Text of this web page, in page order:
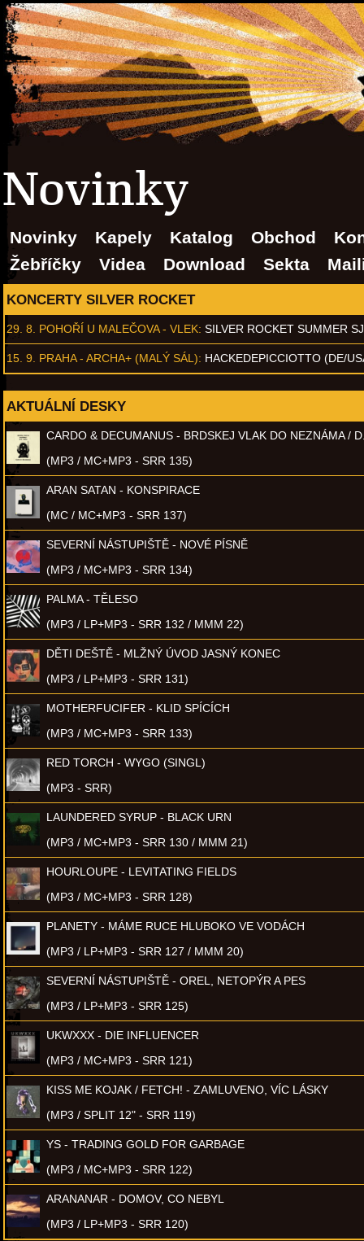
Novinky
Novinky Kapely Katalog Obchod
Žebříčky
Videa Download Sekta
KONCERTY SILVER ROCKET
29. 8. POHOŘÍ U MALEČOVA - VLEK: SILVER ROCKET SUMMER
15. 9. PRAHA - ARCHA+ (MALÝ SÁL): HACKEDEPICCIOTTO (DE/
AKTUÁLNÍ DESKY
CARDO & DECUMANUS - BRDSKEJ VLAK DO NEZNÁMA /
(MP3 / MC+MP3 - SRR 135)
ARAN SATAN - KONSPIRACE
(MC / MC+MP3 - SRR 137)
SEVERNÍ NÁSTUPIŠTĚ - NOVÉ PÍSNĚ
(MP3 / MC+MP3 - SRR 134)
PALMA - TĚLESO
(MP3 / LP+MP3 - SRR 132 / MMM 22)
DĚTI DEŠTĚ - MLŽNÝ ÚVOD JASNÝ KONEC
(MP3 / LP+MP3 - SRR 131)
MOTHERFUCIFER - KLID SPÍCÍCH
(MP3 / MC+MP3 - SRR 133)
RED TORCH - WYGO (SINGL)
(MP3 - SRR)
LAUNDERED SYRUP - BLACK URN
(MP3 / MC+MP3 - SRR 130 / MMM 21)
HOURLOUPE - LEVITATING FIELDS
(MP3 / MC+MP3 - SRR 128)
PLANETY - MÁME RUCE HLUBOKO VE VODÁCH
(MP3 / LP+MP3 - SRR 127 / MMM 20)
SEVERNÍ NÁSTUPIŠTĚ - OREL, NETOPÝR A PES
(MP3 / LP+MP3 - SRR 125)
UKWXXX - DIE INFLUENCER
(MP3 / MC+MP3 - SRR 121)
KISS ME KOJAK / FETCH! - ZAMLUVENO, VÍC LÁSKY
(MP3 / SPLIT 12" - SRR 119)
YS - TRADING GOLD FOR GARBAGE
(MP3 / MC+MP3 - SRR 122)
ARANANAR - DOMOV, CO NEBYL
(MP3 / LP+MP3 - SRR 120)